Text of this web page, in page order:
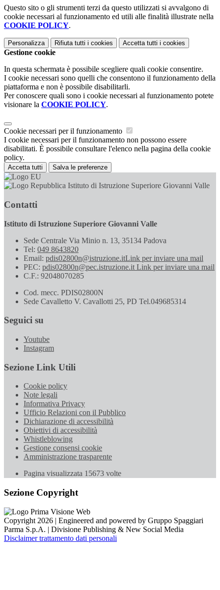
Questo sito o gli strumenti terzi da questo utilizzati si avvalgono di
cookie necessari al funzionamento ed utili alle finalità illustrate nella
COOKIE POLICY.
Personalizza Rifiuta tutti i cookies Accetta tutti i cookies
Gestione cookie
In questa schermata è possibile scegliere quali cookie consentire.
I cookie necessari sono quelli che consentono il funzionamento della
piattaforma e non è possibile disabilitarli.
Per conoscere quali sono i cookie necessari al funzionamento potete
visionare la COOKIE POLICY.
Cookie necessari per il funzionamento
I cookie necessari per il funzionamento non possono essere
disabilitati. È possibile consultare l'elenco nella pagina della cookie
policy.
Accetta tutti Salva le preferenze
Istituto di Istruzione Superiore Giovanni Valle
Contatti
Istituto di Istruzione Superiore Giovanni Valle
Sede Centrale Via Minio n. 13, 35134 Padova
Tel: 049 8643820
Email: pdis02800n@istruzione.itLink per inviare una mail
PEC: pdis02800n@pec.istruzione.it Link per inviare una mail
C.F.: 92048070285
Cod. mecc. PDIS02800N
Sede Cavalletto V. Cavallotti 25, PD Tel.049685314
Seguici su
Youtube
Instagram
Sezione Link Utili
Cookie policy
Note legali
Informativa Privacy
Ufficio Relazioni con il Pubblico
Dichiarazione di accessibilità
Obiettivi di accessibilità
Whistleblowing
Gestione consensi cookie
Amministrazione trasparente
Pagina visualizzata 15673 volte
Sezione Copyright
Copyright 2026 | Engineered and powered by Gruppo Spaggiari
Parma S.p.A. | Divisione Publishing & New Social Media
Disclaimer trattamento dati personali